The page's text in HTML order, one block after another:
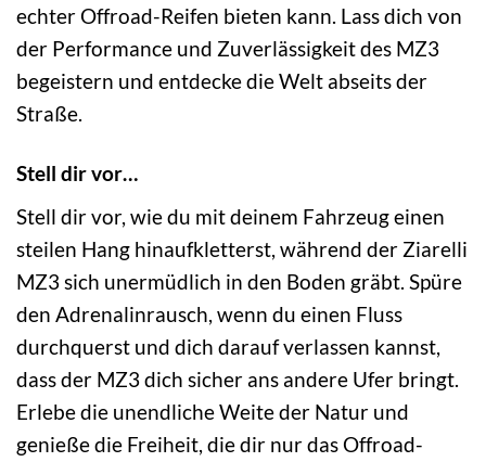
echter Offroad-Reifen bieten kann. Lass dich von
der Performance und Zuverlässigkeit des MZ3
begeistern und entdecke die Welt abseits der
Straße.
Stell dir vor…
Stell dir vor, wie du mit deinem Fahrzeug einen
steilen Hang hinaufkletterst, während der Ziarelli
MZ3 sich unermüdlich in den Boden gräbt. Spüre
den Adrenalinrausch, wenn du einen Fluss
durchquerst und dich darauf verlassen kannst,
dass der MZ3 dich sicher ans andere Ufer bringt.
Erlebe die unendliche Weite der Natur und
genieße die Freiheit, die dir nur das Offroad-